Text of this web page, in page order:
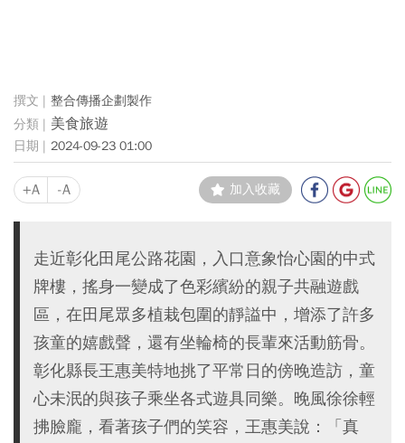
整合傳播企劃製作
美食旅遊
2024-09-23 01:00
+A -A 加入收藏
走近彰化田尾公路花園，入口意象怡心園的中式
牌樓，搖身一變成了色彩繽紛的親子共融遊戲
區，在田尾眾多植栽包圍的靜謚中，增添了許多
孩童的嬉戲聲，還有坐輪椅的長輩來活動筋骨。
彰化縣長王惠美特地挑了平常日的傍晚造訪，童
心未泯的與孩子乘坐各式遊具同樂。晚風徐徐輕
拂臉龐，看著孩子們的笑容，王惠美說：「真